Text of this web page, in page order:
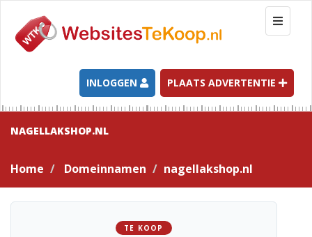
T
o
g
l
e
n
a
t
INLOGGEN PLAATS ADVERTENTIE
NAGELLAKSHOP.NL
Home Domeinnamen nagellakshop.nl
TE KOOP